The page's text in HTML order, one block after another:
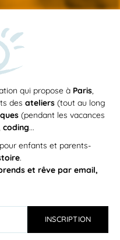
qui propose à Paris,
des ateliers (tout au long
(pendant les vacances
coding...
pour enfants et parents-
.
et rêve par email,